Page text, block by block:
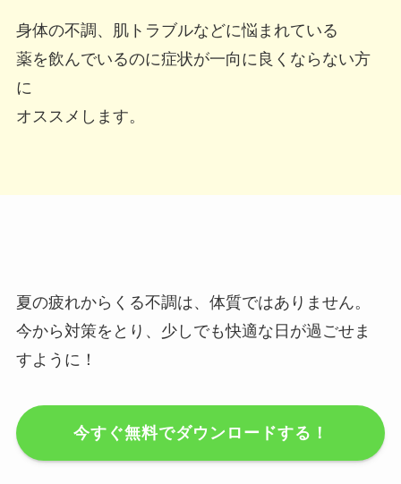
身体の不調、肌トラブルなどに悩まれている
薬を飲んでいるのに症状が一向に良くならない方
に
オススメします。
夏の疲れからくる不調は、体質ではありません。
今から対策をとり、少しでも快適な日が過ごせま
すように！
今すぐ無料でダウンロードする！